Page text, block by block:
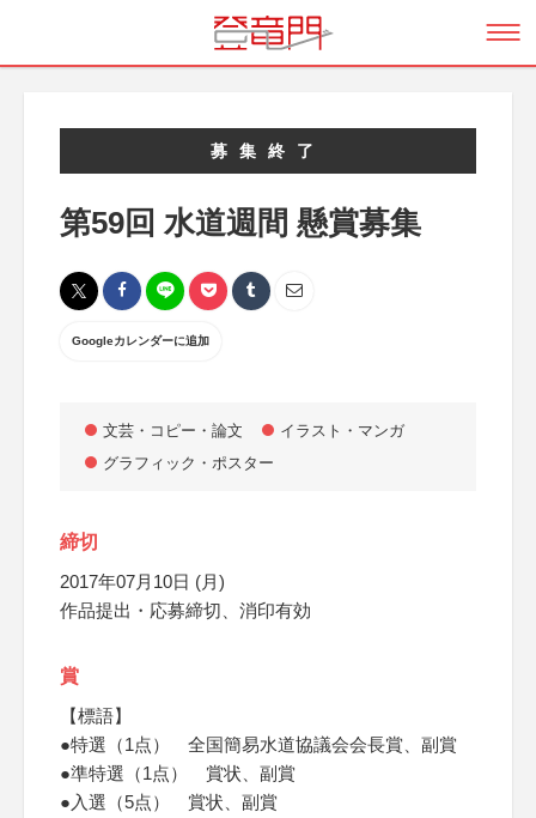
募集終了
第59回 水道週間 懸賞募集
Googleカレンダーに追加
文芸・コピー・論文
イラスト・マンガ
グラフィック・ポスター
締切
2017年07月10日 (月)
作品提出・応募締切、消印有効
賞
【標語】
●特選（1点） 全国簡易水道協議会会長賞、副賞
●準特選（1点） 賞状、副賞
●入選（5点） 賞状、副賞